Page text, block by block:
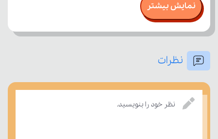
نمایش بیشتر
نظرات
نظر خود را بنویسید.